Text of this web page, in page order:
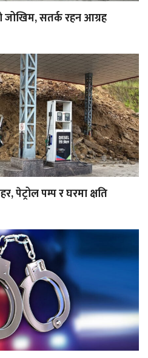
जोखिम, सतर्क रहन आग्रह
पेट्रोल पम्प र घरमा क्षति